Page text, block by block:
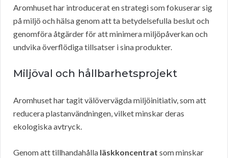
Aromhuset har introducerat en strategi som fokuserar sig
på miljö och hälsa genom att ta betydelsefulla beslut och
genomföra åtgärder för att minimera miljöpåverkan och
undvika överflödiga tillsatser i sina produkter.
Miljöval och hållbarhetsprojekt
Aromhuset har tagit välövervägda miljöinitiativ, som att
reducera plastanvändningen, vilket minskar deras
ekologiska avtryck.
Genom att tillhandahålla läskkoncentrat som minskar